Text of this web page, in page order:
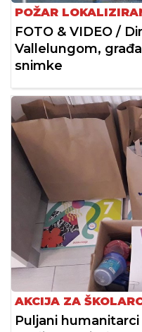
POŽAR
FOTO & VIDEO /
Vallelungom,
snimke
AKCIJA ZA
Puljani